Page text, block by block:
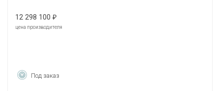
12 298 100 ₽
цена производителя
Под заказ